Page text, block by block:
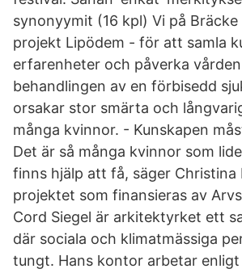
synonyymit (16 kpl) Vi på
projekt Lipödem - för att samla
erfarenheter och påverka
behandlingen av en förbisedd
orsakar stor smärta och
många kvinnor. - Kunskapen
Det är så många kvinnor som
finns hjälp att få, säger Christina
projektet som finansieras av
Cord Siegel är arkitektyrket ett
där sociala och klimatmässiga
tungt. Hans kontor arbetar